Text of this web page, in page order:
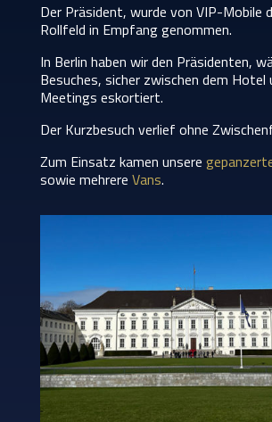
Der Präsident, wurde von VIP-Mobile
Rollfeld in Empfang genommen.
In Berlin haben wir den Präsidenten,
Besuches, sicher zwischen dem Hotel
Meetings eskortiert.
Der Kurzbesuch verlief ohne
Zum Einsatz kamen unsere
sowie mehrere Vans.